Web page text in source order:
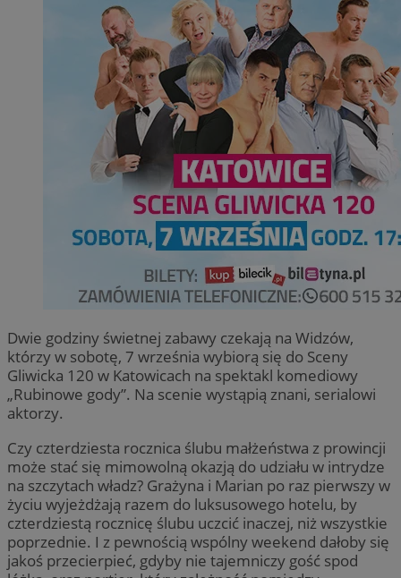
Dwie godziny świetnej zabawy czekają na Widzów,
którzy w sobotę, 7 września wybiorą się do Sceny
Gliwicka 120 w Katowicach na spektakl komediowy
„Rubinowe gody”. Na scenie wystąpią znani, serialowi
aktorzy.
Czy czterdziesta rocznica ślubu małżeństwa z prowincji
może stać się mimowolną okazją do udziału w intrydze
na szczytach władz? Grażyna i Marian po raz pierwszy w
życiu wyjeżdżają razem do luksusowego hotelu, by
czterdziestą rocznicę ślubu uczcić inaczej, niż wszystkie
poprzednie. I z pewnością wspólny weekend dałoby się
jakoś przecierpieć, gdyby nie tajemniczy gość spod